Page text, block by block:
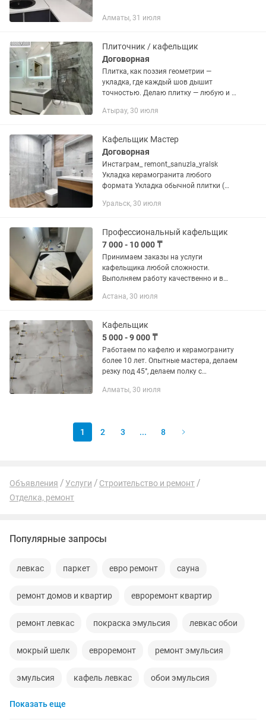
Алматы, 31 июля
Плиточник / кафельщик
Договорная
Плитка, как поэзия геометрии —
укладка, где каждый шов дышит
точностью. Делаю плитку — любую и в
ванные, кухни, террасы, лестницы.
Атырау, 30 июля
Кафельщик Мастер
Договорная
Инстаграм_ remont_sanuzla_yralsk
Укладка керамогранита любого
формата Укладка обычной плитки (
Стены от 8000 тенге и выше Запил под
Уральск, 30 июля
Профессиональный кафельщик
7 000 - 10 000 ₸
Принимаем заказы на услуги
кафельщика любой сложности.
Выполняем работу качественно и в
гарантия. Обращайтесь по телефону:
Астана, 30 июля
Кафельщик
5 000 - 9 000 ₸
Работаем по кафелю и керамограниту
более 10 лет. Опытные мастера, делаем
резку под 45°, делаем полку с
Укладка стен, полов, санузлов, кухонь.
Алматы, 30 июля
1 2 3 ... 8
Объявления Услуги
Строительство и ремонт
Отделка, ремонт
Популярные запросы
левкас паркет евро ремонт сауна
ремонт домов и квартир евроремонт квартир
ремонт левкас покраска эмульсия левкас обои
мокрый шелк евроремонт ремонт эмульсия
эмульсия кафель левкас обои эмульсия
ливкас эвроремонт
Показать еще